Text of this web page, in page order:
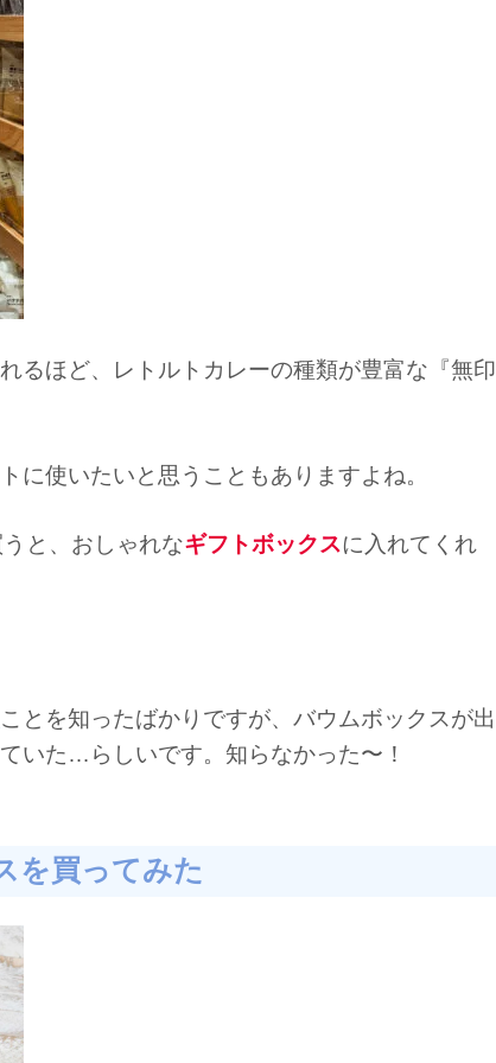
るほど、レトルトカレーの種類が豊富な『無印
に使いたいと思うこともありますよね。
と、おしゃれなギフトボックスに入れてくれ
ことを知ったばかりですが、バウムボックスが出
いた…らしいです。知らなかった〜！
を買ってみた